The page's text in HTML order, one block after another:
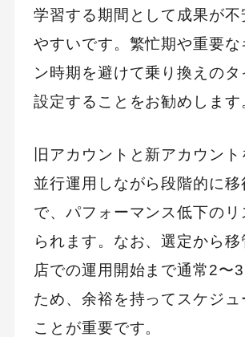
学習する期間として成果が不
やすいです。繁忙期や重要な
ン時期を避けて乗り換えのタ
設定することをお勧めします
旧アカウントと新アカウン
並行運用しながら段階的に移
で、パフォーマンス低下のリ
られます。なお、選定から
店での運用開始まで通常2〜
ため、余裕を持ってスケジュ
ことが重要です。